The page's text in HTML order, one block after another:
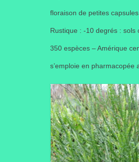
floraison de petites
Rustique : -10 degrés :
350 espèces – Amérique
s’emploie en